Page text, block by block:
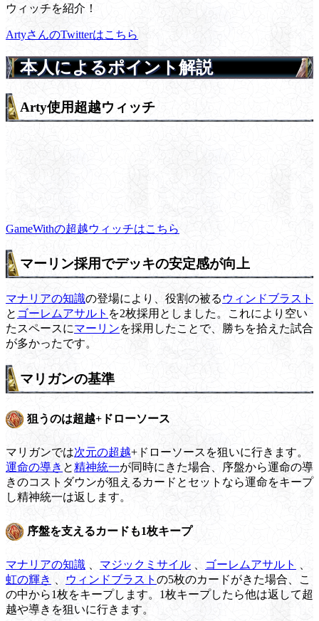
ウィッチを紹介！
ArtyさんのTwitterはこちら
本人によるポイント解説
Arty使用超越ウィッチ
GameWithの超越ウィッチはこちら
マーリン採用でデッキの安定感が向上
マナリアの知識の登場により、役割の被るウィンドブラスト
と ゴーレムアサルト を2枚採用としました。これにより空い
たスペースにマーリンを採用したことで、勝ちを拾えた試合
が多かったです。
マリガンの基準
狙うのは超越+ドローソース
マリガンでは次元の超越+ドローソースを狙いに行きます。
運命の導き と精神統一が同時にきた場合、序盤から運命の導
きのコストダウンが狙えるカードとセットなら運命をキープ
し精神統一は返します。
序盤を支えるカードも1枚キープ
マナリアの知識 マジックミサイル 、 ゴーレムアサルト 、
虹の輝き
ウィンドブラスト の5枚のカードがきた場合、こ
の中から1枚をキープします。1枚キープしたら他は返して超
越や導きを狙いに行きます。